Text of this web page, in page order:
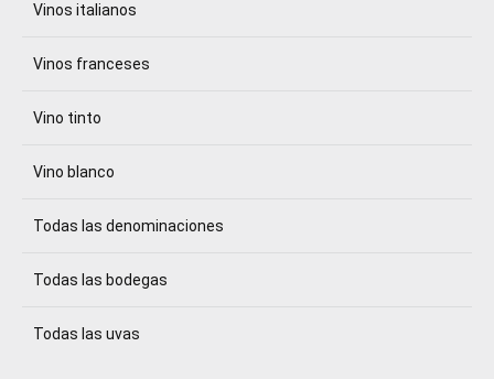
Vinos italianos
Vinos franceses
Vino tinto
Vino blanco
Todas las denominaciones
Todas las bodegas
Todas las uvas